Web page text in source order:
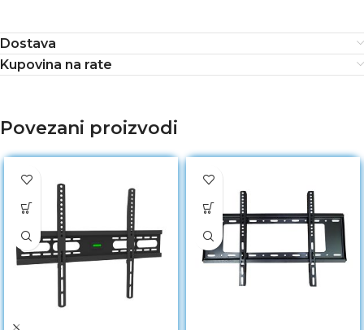
Dostava
Kupovina na rate
Povezani proizvodi